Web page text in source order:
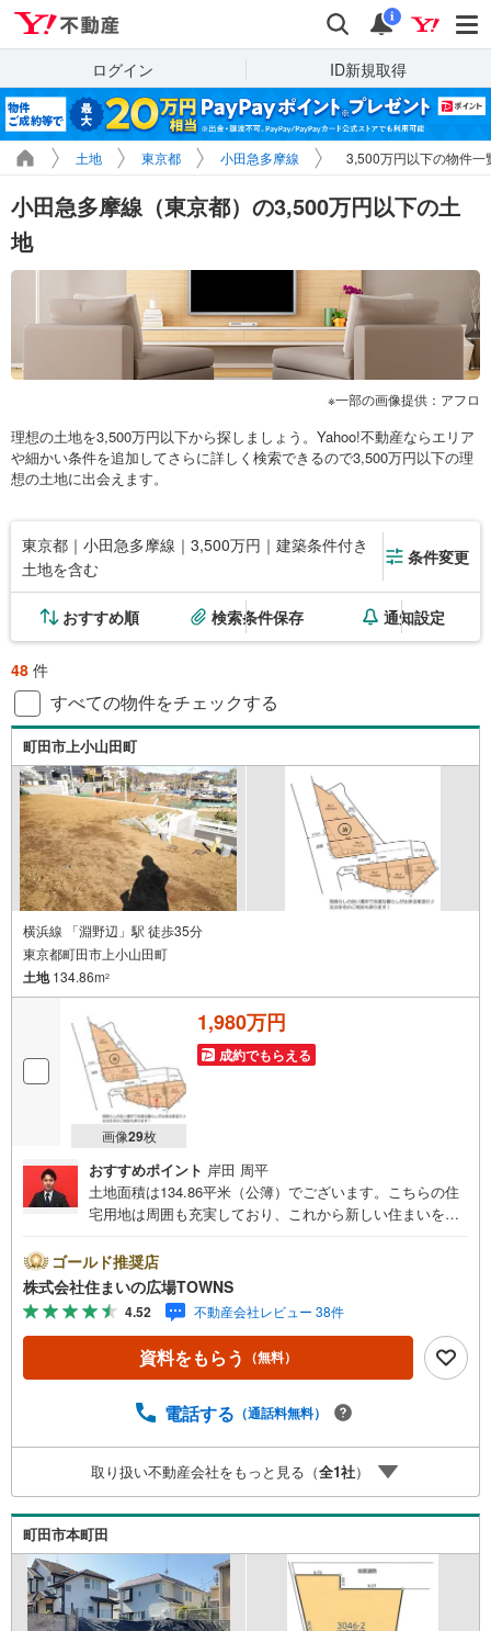
検索 通知
i
ログイン ID新規取得
土地 東京都 小田急多摩線 3,500万円以下の物件一
小田急多摩線（東京都）の3,500万円以下の土
地
一部の画像提供：アフロ
理想の土地を3,500万円以下から探しましょう。Yahoo!不動産ならエリア
や細かい条件を追加してさらに詳しく検索できるので3,500万円以下の理
想の土地に出会えます。
東京都｜小田急多摩線｜3,500万円｜建築条件付き
土地を含む
条件変更
おすすめ順 検索条件保存 通知設定
48 件
すべての物件をチェックする
町田市上小山田町
横浜線 「淵野辺」駅 徒歩35分
東京都町田市上小山田町
土地134.86m2
画像29枚
1,980万円
成約でもらえる
おすすめポイント 岸田 周平
土地面積は134.86平米（公簿）でございます。こちらの住
宅用地は周囲も充実しており、これから新しい住まいをお
地はこちらです。第一種低層住居専用地域のメリットはな
んといってもその開放的な住環境。【年中無休/9:00～21:0
0】人気物件は特にお問い合わせが集中するため、お早めに
お電話下さい。「室内・現地を見学する」ボタンよりご予
約頂くとご見学がスムーズです。■その他、各種ご相談も承
っております。○住宅ローンのご相談○ライフプランのシミ
なスタッフが親身になってお客様に合った物件をご紹介さ
でお気軽にお問い合わせ下さい♪駐車場もございますの
で、お車でのお越しも大歓迎です！
ゴールド推奨店
株式会社住まいの広場TOWNS
4.52 不動産会社レビュー 38件
資料をもらう （無料）
電話する （通話料無料）
取り扱い不動産会社をもっと見る（全1社）
町田市本町田